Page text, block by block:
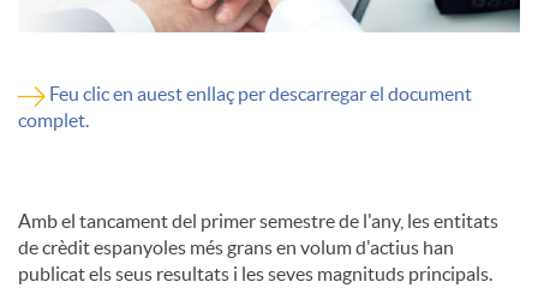
i
g
Feu clic en auest enllaç per descarregar el document
complet.
Amb el tancament del primer semestre de l'any, les entitats
de crèdit espanyoles més grans en volum d'actius han
publicat els seus resultats i les seves magnituds principals.